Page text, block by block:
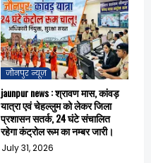
जौनपुर न्यूज़
jaunpur news : श्रावण मास, कांवड़
यात्रा एवं चेहल्लुम को लेकर जिला
प्रशासन सतर्क, 24 घंटे संचालित
रहेगा कंट्रोल रूम का नम्बर जारी।
July 31, 2026